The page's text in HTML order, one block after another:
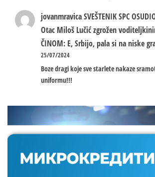
jovanmravicaSVEŠTENIK SPC
Otac Miloš Lučić zgrožen
ČINOM: E, Srbijo, pala si na niske
25/07/2024
Boze dragi koje sve starlete nakaze
uniformu!!!